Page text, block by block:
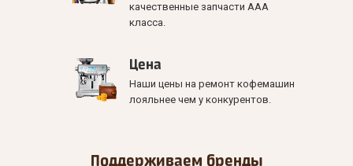
качественные запчасти ААА
класса.
Цена
Наши цены на ремонт кофемашин
лояльнее чем у конкурентов.
Поддерживаем бренды